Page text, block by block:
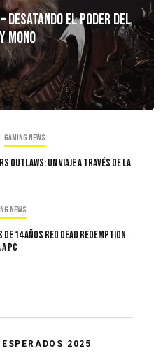
Desatando el Poder del
Mono
Gaming news
Outlaws: Un Viaje a Través de la
news
de 14 años Red Dead Redemption
PC
2025